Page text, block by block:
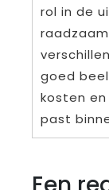
rol in de
goed
kosten
past